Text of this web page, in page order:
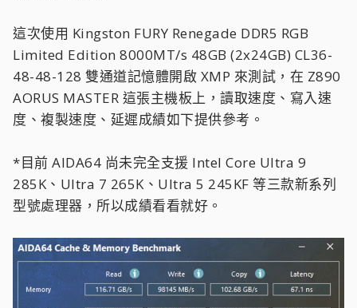
這次使用 Kingston FURY Renegade DDR5 RGB
Limited Edition 8000MT/s 48GB (2x24GB) CL36-
48-48-128 雙通道記憶體開啟 XMP 來測試，在 Z890
AORUS MASTER 這張主機板上，讀取速度、寫入速
度、複製速度、延遲成績如下提供參考。
*目前 AIDA64 尚未完全支援 Intel Core Ultra 9
285K、Ultra 7 265K、Ultra 5 245KF 等三款新系列
型號處理器，所以成績看看就好。